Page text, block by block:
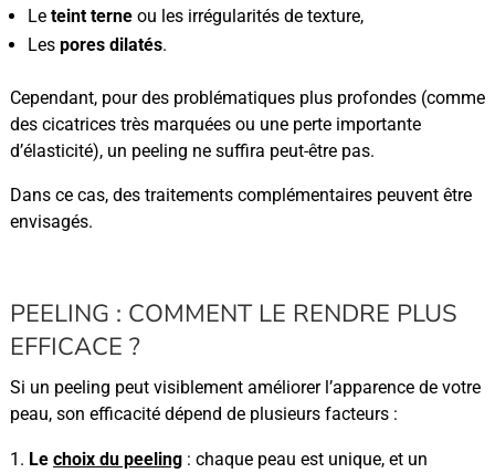
Le teint terneou les irrégularités de texture,
Les pores dilatés.
Cependant, pour des problématiques plus profondes (comme
des cicatrices très marquées ou une perte importante
d’élasticité), un peeling ne suffira peut-être pas.
Dans ce cas, des traitements complémentaires peuvent être
envisagés.
PEELING : COMMENT LE RENDRE PLUS
EFFICACE ?
Si un peeling peut visiblement améliorer l’apparence de votre
peau, son efficacité dépend de plusieurs facteurs :
Le choix du peeling: chaque peau est unique, et un